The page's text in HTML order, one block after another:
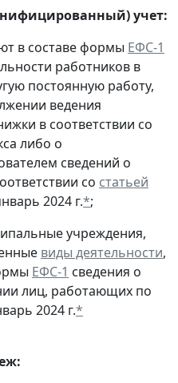
учет:
в составе формы ЕФС-1
работников в
постоянную работу,
ведения
в соответствии со
либо о
сведений о
со статьей
2024 г.*;
учреждения,
виды деятельности,
ЕФС-1 сведения о
лиц, работающих по
2024 г.*